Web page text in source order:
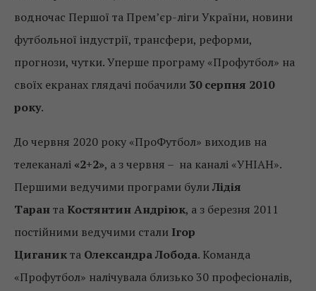
водночас Першої та Прем’єр-ліги України, новини
футбольної індустрії, трансфери, реформи,
прогнози, чутки. Уперше програму «Профутбол» на
своїх екранах глядачі побачили 30 серпня 2010
року.
До червня 2020 року «ПроФутбол» виходив на
телеканалі «2+2», а з червня – на каналі «УНІАН».
Першими ведучими програми булиЛідія
Таранта Костянтин Андріюк, а з березня 2011
постійними ведучими стали Ігор
Циганикта Олександра Лобода. Команда
«Профутбол» налічувала близько 30 професіоналів,